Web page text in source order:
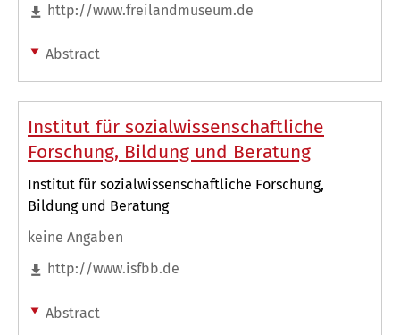
http://www.freilandmuseum.de
Abstract
Institut für sozialwissenschaftliche
Forschung, Bildung und Beratung
Institut für sozialwissenschaftliche Forschung,
Bildung und Beratung
keine Angaben
http://www.isfbb.de
Abstract